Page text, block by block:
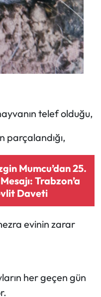
telef olduğu,
parçalandığı,
Mumcu’dan 25.
Trabzon’a
Daveti
evinin zarar
her geçen gün